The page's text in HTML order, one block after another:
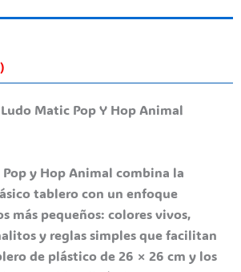
Matic Pop Y Hop Animal
y Hop Animal combina la
tablero con un enfoque
más pequeños: colores vivos,
y reglas simples que facilitan
de plástico de 26 × 26 cm y los